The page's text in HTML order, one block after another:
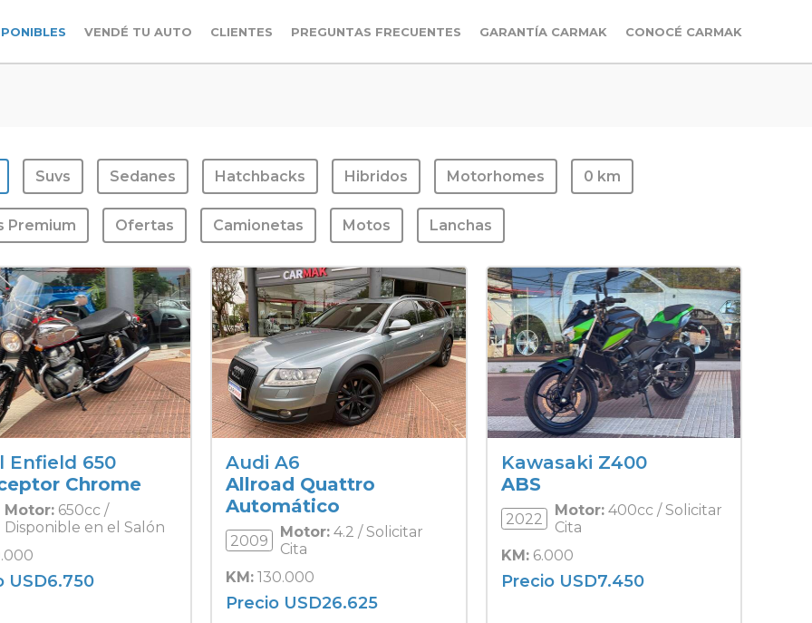
VENDÉ TU AUTO CLIENTES PREGUNTAS FRECUENTES GARANTÍA CARMAK CONOCÉ CARMAK
Suvs Sedanes Hatchbacks Hibridos Motorhomes 0 km
Premium Ofertas Camionetas Motos Lanchas
Enfield 650
Chrome
Motor: 650cc /
Disponible en el Salón
USD6.750
Audi A6
Allroad Quattro
Automático
2009 Motor: 4.2 / Solicitar
Cita
KM: 130.000
Precio USD26.625
Kawasaki Z400
ABS
2022 Motor:400cc / Solicitar
Cita
KM:6.000
Precio USD7.450